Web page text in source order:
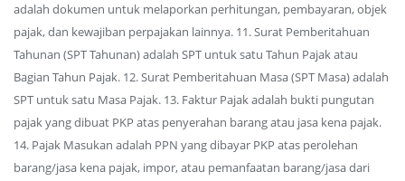
adalah dokumen untuk melaporkan perhitungan, pembayaran, objek
pajak, dan kewajiban perpajakan lainnya. 11. Surat Pemberitahuan
Tahunan (SPT Tahunan) adalah SPT untuk satu Tahun Pajak atau
Bagian Tahun Pajak. 12. Surat Pemberitahuan Masa (SPT Masa) adalah
SPT untuk satu Masa Pajak. 13. Faktur Pajak adalah bukti pungutan
pajak yang dibuat PKP atas penyerahan barang atau jasa kena pajak.
14. Pajak Masukan adalah PPN yang dibayar PKP atas perolehan
barang/jasa kena pajak, impor, atau pemanfaatan barang/jasa dari